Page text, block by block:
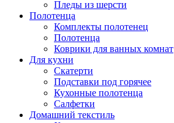
Пледы из шерсти
Полотенца
Комплекты полотенец
Полотенца
Коврики для ванных комнат
Для кухни
Скатерти
Подставки под горячее
Кухонные полотенца
Салфетки
Домашний текстиль